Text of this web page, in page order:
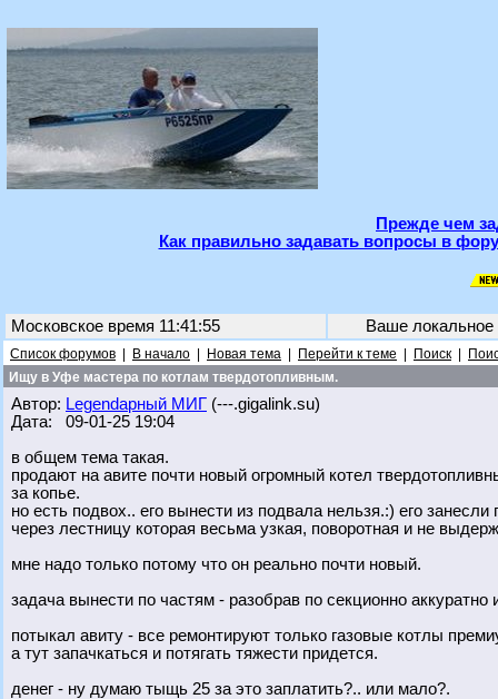
Прежде чем
Как правильно задавать вопросы в
Московское время 11:41:55 Ваше
Список форумов В начало Новая тема Перейти к теме Поиск
Ищу в Уфе мастера по котлам твердотопливным.
Автор: Legendарный МИГ (---.gigalink.su)
Дата: 09-01-25 19:04
в общем тема такая.
продают на авите почти новый огромный котел
за копье.
но есть подвох.. его вынести из подвала нельзя.:) его
через лестницу которая весьма узкая, поворотная и не
мне надо только потому что он реально почти новый.
задача вынести по частям - разобрав по секционно аккуратно
потыкал авиту - все ремонтируют только газовые котлы
а тут запачкаться и потягать тяжести придется.
денег - ну думаю тыщь 25 за это заплатить?.. или мало?.